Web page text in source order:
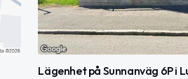
Lägenhet på Sunnanväg 6P i